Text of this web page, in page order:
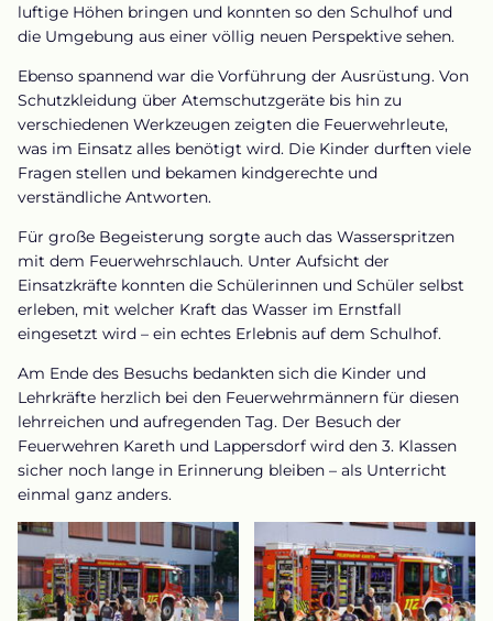
luftige Höhen bringen und konnten so den Schulhof und
die Umgebung aus einer völlig neuen Perspektive sehen.
Ebenso spannend war die Vorführung der Ausrüstung. Von
Schutzkleidung über Atemschutzgeräte bis hin zu
verschiedenen Werkzeugen zeigten die Feuerwehrleute,
was im Einsatz alles benötigt wird. Die Kinder durften viele
Fragen stellen und bekamen kindgerechte und
verständliche Antworten.
Für große Begeisterung sorgte auch das Wasserspritzen
mit dem Feuerwehrschlauch. Unter Aufsicht der
Einsatzkräfte konnten die Schülerinnen und Schüler selbst
erleben, mit welcher Kraft das Wasser im Ernstfall
eingesetzt wird – ein echtes Erlebnis auf dem Schulhof.
Am Ende des Besuchs bedankten sich die Kinder und
Lehrkräfte herzlich bei den Feuerwehrmännern für diesen
lehrreichen und aufregenden Tag. Der Besuch der
Feuerwehren Kareth und Lappersdorf wird den 3. Klassen
sicher noch lange in Erinnerung bleiben – als Unterricht
einmal ganz anders.